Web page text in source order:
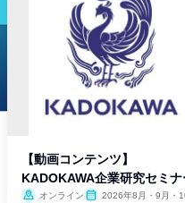
【動画コンテンツ】
KADOKAWA企業研究セミナ
オンライン
2026年8月・9月・